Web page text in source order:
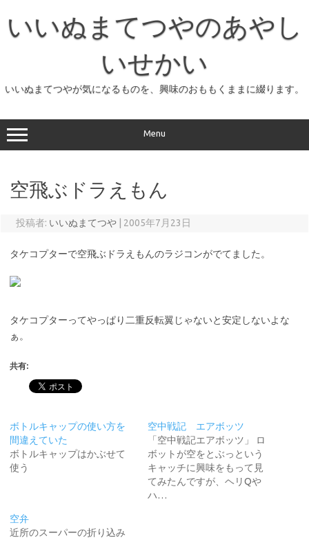
プ
いいぬまてつやのあやし
いせかい
いいぬまてつやが気になるものを、興味のおももくままに綴ります。
Menu
空飛ぶドラえもん
投稿者: いいぬまてつや 2005年7月23日
タケコプターで空飛ぶドラえもんのラジコンがでてました。
タケコプターってやっぱり二重反転翼じゃないと安定しないよな
ぁ。
共有:
ボトルキャップの使い方を
間違えていた
ボトルキャップはかぶせて
使う
空中戦記 エアボッツ
「空中戦記エアボッツ」 ロ
ボットが空をとぶっという
キャッチに興味をもって見
てみたんですが、ヘリQや
ハ…
空弁
近所のスーパーの折り込み